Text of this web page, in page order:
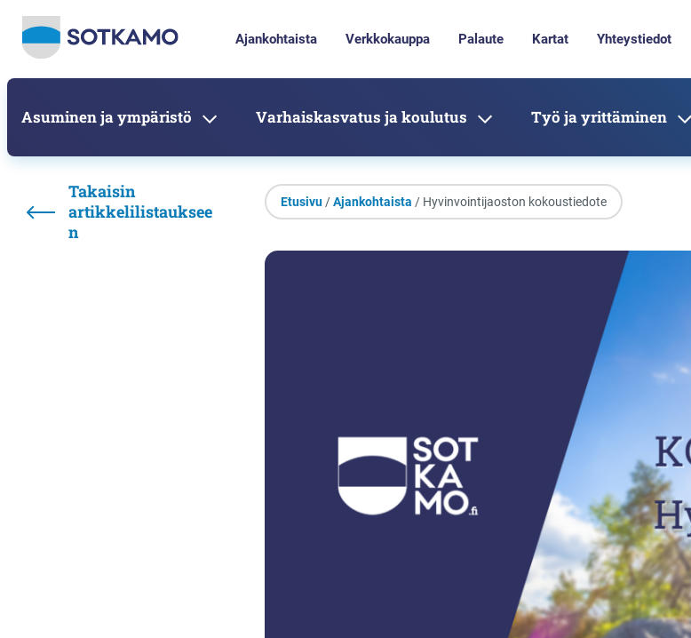
Ajankohtaista Verkkokauppa Palaute Kartat Yhteystiedot
Asuminen ja ympäristö Varhaiskasvatus ja koulutus Työ ja yrittäminen
Takaisin
artikkelilistauksee
n
Etusivu/Ajankohtaista / Hyvinvointijaoston kokoustiedote